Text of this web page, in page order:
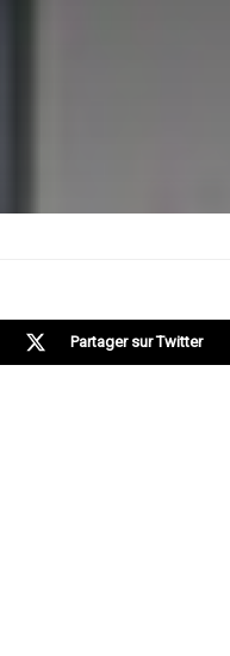
Partager sur Twitter